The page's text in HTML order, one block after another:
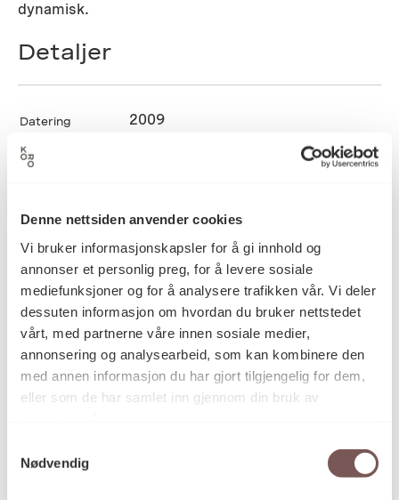
Denne nettsiden anvender cookies
Vi bruker informasjonskapsler for å gi innhold og
annonser et personlig preg, for å levere sosiale
mediefunksjoner og for å analysere trafikken vår. Vi deler
dessuten informasjon om hvordan du bruker nettstedet
vårt, med partnerne våre innen sosiale medier,
annonsering og analysearbeid, som kan kombinere den
med annen informasjon du har gjort tilgjengelig for dem,
eller som de har samlet inn gjennom din bruk av
Nødvendig
dynamisk.
Detaljer
Datering 2009
Kategori Vegginstallasjon
Teknikk og
materiale
Digitalt bearbeidede fotografier som
er silketrykket på galvaniserte
metallplater